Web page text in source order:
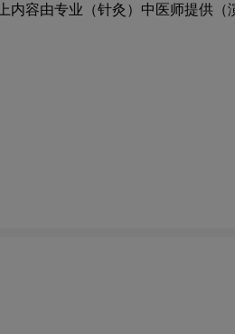
容由专业（针灸）中医师提供（